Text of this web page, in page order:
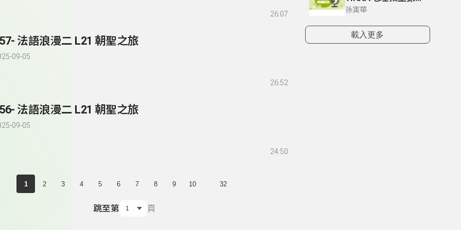
26:07
法語浪漫二 L21 朝聖之旅
09-05
26:52
法語浪漫二 L21 朝聖之旅
09-05
24:50
1 2 3 4 5 6 7 8 9 10 32
跳至第 頁
孫寅華
載入更多